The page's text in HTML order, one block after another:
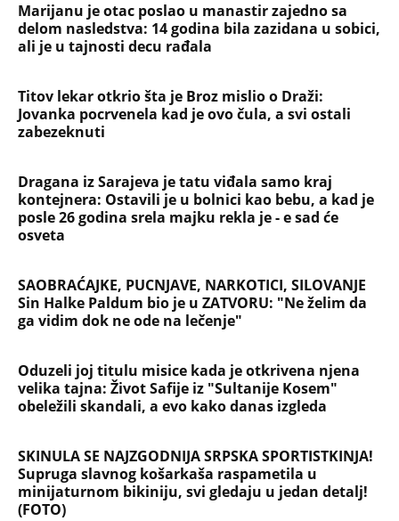
Marijanu je otac poslao u manastir zajedno sa
delom nasledstva: 14 godina bila zazidana u sobici,
ali je u tajnosti decu rađala
Titov lekar otkrio šta je Broz mislio o Draži:
Jovanka pocrvenela kad je ovo čula, a svi ostali
zabezeknuti
Dragana iz Sarajeva je tatu viđala samo kraj
kontejnera: Ostavili je u bolnici kao bebu, a kad je
posle 26 godina srela majku rekla je - e sad će
osveta
SAOBRAĆAJKE, PUCNJAVE, NARKOTICI, SILOVANJE
Sin Halke Paldum bio je u ZATVORU: "Ne želim da
ga vidim dok ne ode na lečenje"
Oduzeli joj titulu misice kada je otkrivena njena
velika tajna: Život Safije iz "Sultanije Kosem"
obeležili skandali, a evo kako danas izgleda
SKINULA SE NAJZGODNIJA SRPSKA SPORTISTKINJA!
Supruga slavnog košarkaša raspametila u
minijaturnom bikiniju, svi gledaju u jedan detalj!
(FOTO)